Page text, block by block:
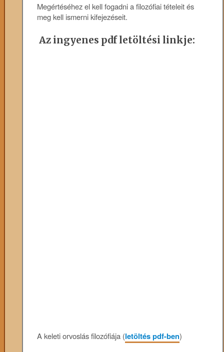
Megértéséhez el kell fogadni a filozófiai tételeit és
meg kell ismerni kifejezéseit.
Az ingyenes pdf letöltési linkje:
A keleti orvoslás filozófiája (letöltés pdf-ben)